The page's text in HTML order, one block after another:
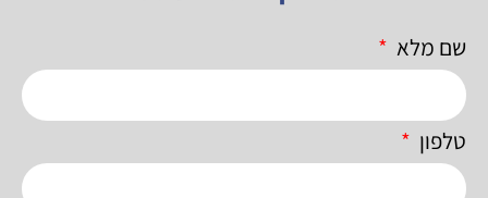
שם מלא
טלפון